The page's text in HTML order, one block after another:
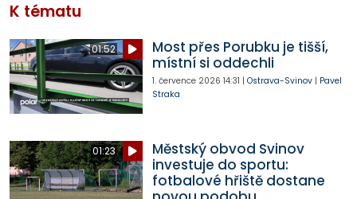
K tématu
01:52
Most přes Porubku je tišší,
místní si oddechli
1. července 2026 14:31 | Ostrava-Svinov| Pavel
Straka
01:23
Městský obvod Svinov
investuje do sportu:
fotbalové hřiště dostane